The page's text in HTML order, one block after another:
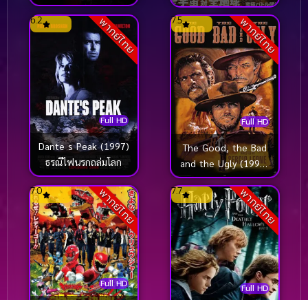
มหากาฬ
Super Hero Taisen Z
(2013) มาสค์ไรเดอร์ x
ซูเปอร์เซนไท x ตำรวจ
อวกาศ ซูเปอร์ฮีโร่ไทเซน
Z
พากย์ไทย
Full HD
6.2
Dante s Peak (1997)
ธรณีไฟนรกถล่มโลก
พากย์ไทย
Full HD
7.5
The Good, the Bad
and the Ugly (1996)
มือปืนเพชรตัดเพชร
พากย์ไทย
Full HD
7.0 พากย์ไทย
Full HD
7.7